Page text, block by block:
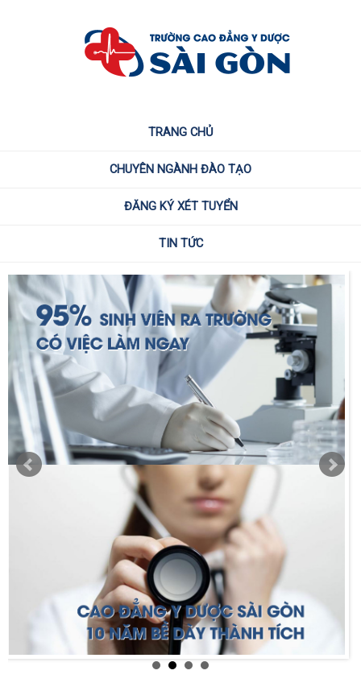
TRANG CHỦ
CHUYÊN NGÀNH ĐÀO TẠO
ĐĂNG KÝ XÉT TUYỂN
TIN TỨC